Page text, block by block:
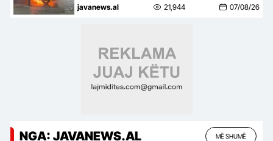
Shkak dyshohet një shkëndijë
javanews.al 21,944 07/08/26
NGA: JAVANEWS.AL MË SHUMË